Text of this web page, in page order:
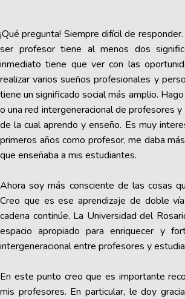
¡Qué pregunta! Siempre difícil de
ser profesor tiene al menos dos
inmediato tiene que ver con las
realizar varios sueños profesionales y
tiene un significado social más amplio.
o una red intergeneracional de profesores
de la cual aprendo y enseño. Es muy
primeros años como profesor, me daba
que enseñaba a mis estudiantes.
Ahora soy más consciente de las cosas
Creo que es ese aprendizaje de doble
cadena continúe. La Universidad del
espacio apropiado para enriquecer y
intergeneracional entre profesores y
En este punto creo que es importante
mis profesores. En particular, le doy